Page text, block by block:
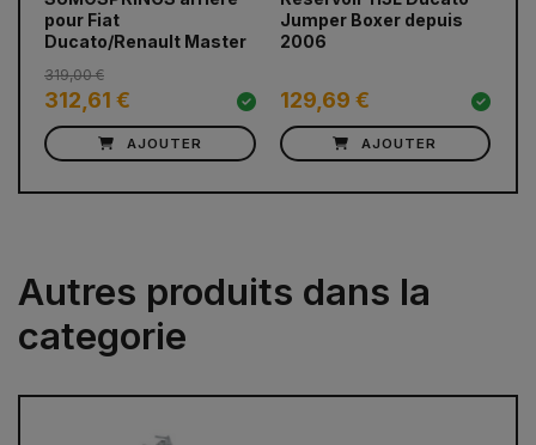
pour Fiat
Ducato/Renault Master
312,61 €
319,00 €
AJOUTER
Jumper Boxer depuis
2006
129,69 €
AJOUTER
Autres produits dans la
categorie